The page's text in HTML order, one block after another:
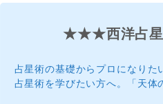
★★★西洋占
占星術の基礎からプロになりた
占星術を学びたい方へ。「天体